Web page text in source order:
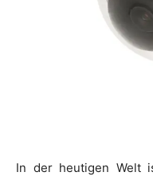
In der heutigen Welt